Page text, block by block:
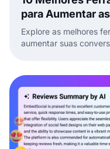
para Aumentar
Explore as melhores
aumentar suas